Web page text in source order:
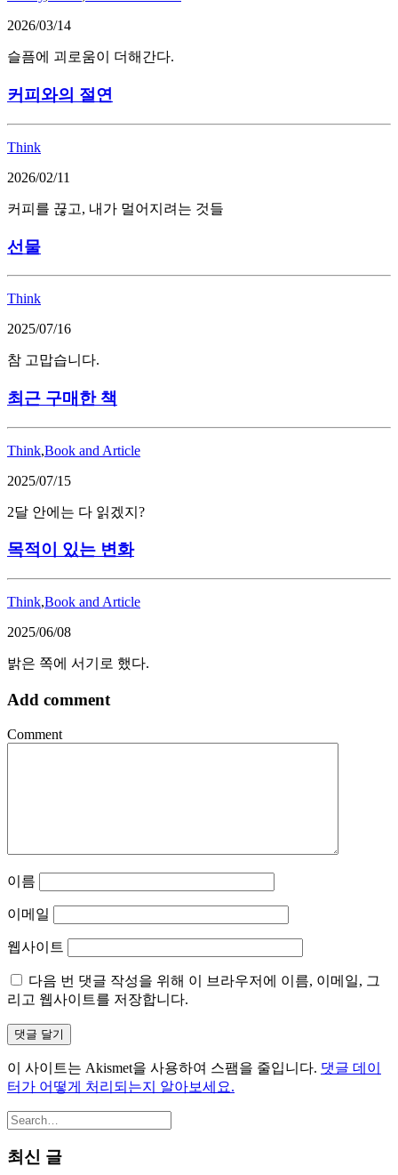
2026/03/14
슬픔에 괴로움이 더해간다.
커피와의 절연
Think
2026/02/11
커피를 끊고, 내가 멀어지려는 것들
선물
Think
2025/07/16
참 고맙습니다.
최근 구매한 책
Think,Book and Article
2025/07/15
2달 안에는 다 읽겠지?
목적이 있는 변화
Think,Book and Article
2025/06/08
밝은 쪽에 서기로 했다.
Add comment
Comment
이름
이메일
웹사이트
다음 번 댓글 작성을 위해 이 브라우저에 이름, 이메일, 그
리고 웹사이트를 저장합니다.
이 사이트는 Akismet을 사용하여 스팸을 줄입니다. 댓글 데이
터가 어떻게 처리되는지 알아보세요.
최신 글